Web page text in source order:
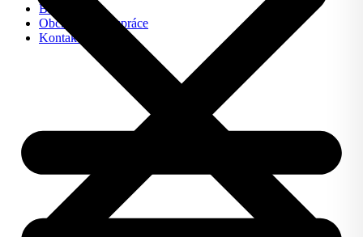
Blog
Obchodní spolupráce
Kontakt